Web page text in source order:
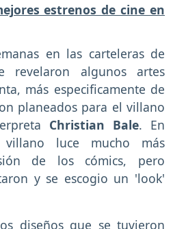
estrenos de cine en
en las carteleras de
revelaron algunos artes
más especificamente de
planeados para el villano
Christian Bale. En
luce mucho más
de los cómics, pero
y se escogio un 'look'